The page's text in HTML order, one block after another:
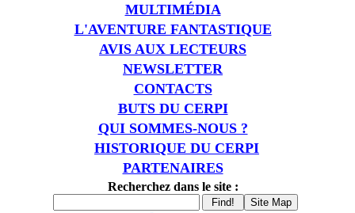
MULTIMÉDIA
L'AVENTURE FANTASTIQUE
AVIS AUX LECTEURS
NEWSLETTER
CONTACTS
BUTS DU CERPI
QUI SOMMES-NOUS ?
HISTORIQUE DU CERPI
PARTENAIRES
Recherchez dans le site :